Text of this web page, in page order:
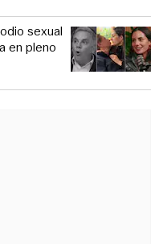
sexual
en pleno